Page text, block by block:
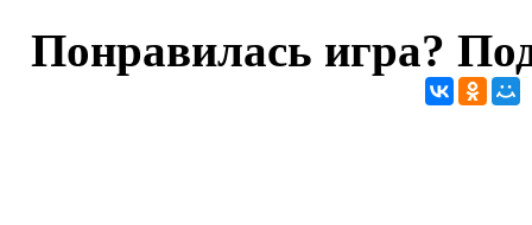
Понравилась игра?